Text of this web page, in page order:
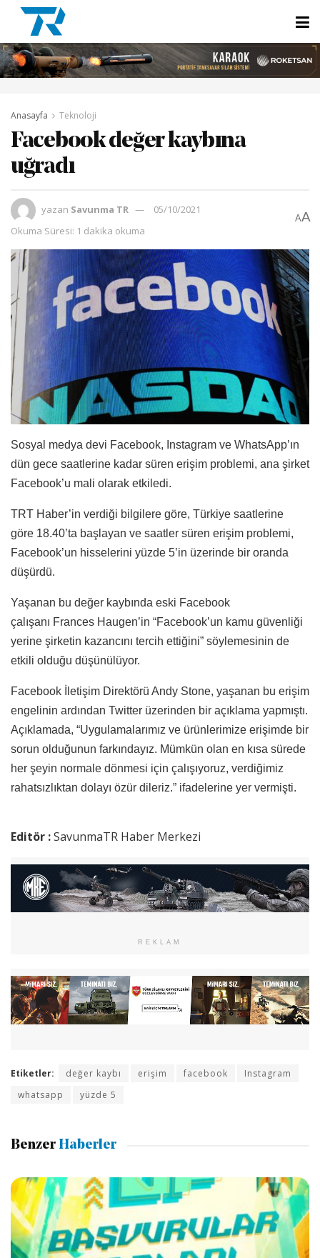
Anasayfa Teknoloji
Facebook değer kaybına
uğradı
yazan Savunma TR
05/10/2021
Okuma Süresi: 1 dakika okuma
AA
Sosyal medya devi Facebook, Instagram ve WhatsApp’ın
dün gece saatlerine kadar süren erişim problemi, ana şirket
Facebook’u mali olarak etkiledi.
TRT Haber’in verdiği bilgilere göre, Türkiye saatlerine
göre 18.40’ta başlayan ve saatler süren erişim problemi,
Facebook’un hisselerini yüzde 5’in üzerinde bir oranda
düşürdü.
Yaşanan bu değer kaybında eski Facebook
çalışanı Frances Haugen’in “Facebook’un kamu güvenliği
yerine şirketin kazancını tercih ettiğini” söylemesinin de
etkili olduğu düşünülüyor.
Facebook İletişim Direktörü Andy Stone, yaşanan bu erişim
engelinin ardından Twitter üzerinden bir açıklama yapmıştı.
Açıklamada, “Uygulamalarımız ve ürünlerimize erişimde bir
sorun olduğunun farkındayız. Mümkün olan en kısa sürede
her şeyin normale dönmesi için çalışıyoruz, verdiğimiz
rahatsızlıktan dolayı özür dileriz.” ifadelerine yer vermişti.
Editör :SavunmaTR Haber Merkezi
REKLAM
Etiketler: değer kaybı erişim facebook
Instagram
whatsapp
yüzde 5
Benzer Haberler